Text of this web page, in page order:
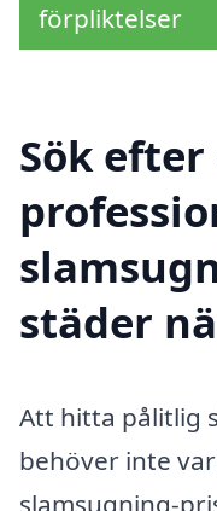
förpliktelser
Sök efter
städer
Att hitta pålitlig
behöver inte
slamsugning-